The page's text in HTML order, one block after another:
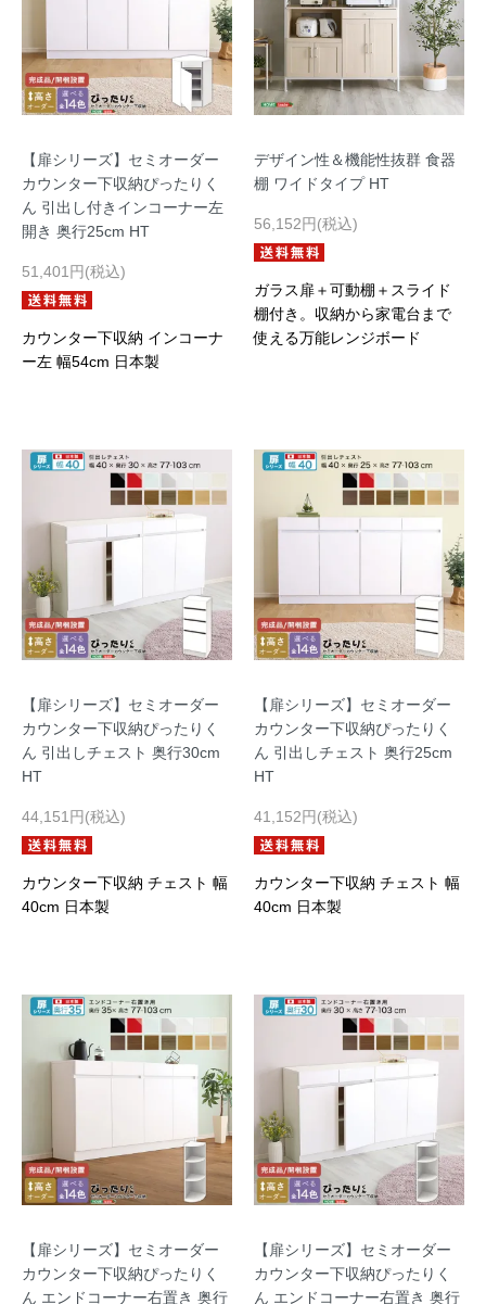
【扉シリーズ】セミオーダー
カウンター下収納ぴったりく
ん 引出し付きインコーナー左
開き 奥行25cm HT
51,401円(税込)
カウンター下収納 インコーナ
ー左 幅54cm 日本製
デザイン性＆機能性抜群 食器
棚 ワイドタイプ HT
56,152円(税込)
ガラス扉＋可動棚＋スライド
棚付き。収納から家電台まで
使える万能レンジボード
【扉シリーズ】セミオーダー
カウンター下収納ぴったりく
ん 引出しチェスト 奥行30cm
HT
44,151円(税込)
カウンター下収納 チェスト 幅
40cm 日本製
【扉シリーズ】セミオーダー
カウンター下収納ぴったりく
ん 引出しチェスト 奥行25cm
HT
41,152円(税込)
カウンター下収納 チェスト 幅
40cm 日本製
【扉シリーズ】セミオーダー
カウンター下収納ぴったりく
ん エンドコーナー右置き 奥行
【扉シリーズ】セミオーダー
カウンター下収納ぴったりく
ん エンドコーナー右置き 奥行